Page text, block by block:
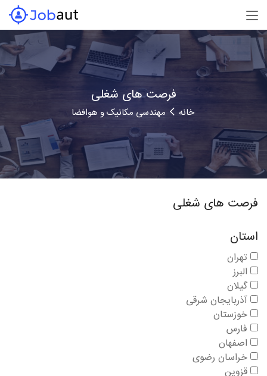
فرصت های شغلی
خانه مهندسی مکانیک و هوافضا
فرصت های شغلی
استان
تهران
البرز
گیلان
آذربایجان شرقی
خوزستان
فارس
اصفهان
خراسان رضوی
قزوین